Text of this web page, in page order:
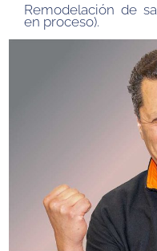
Remodelación de
en proceso).